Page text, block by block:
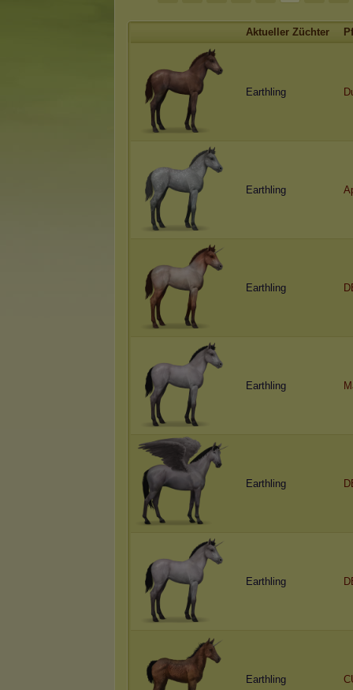
Aktueller Züchter
Earthling
Earthling
Earthling
Earthling
Earthling
Earthling
Earthling